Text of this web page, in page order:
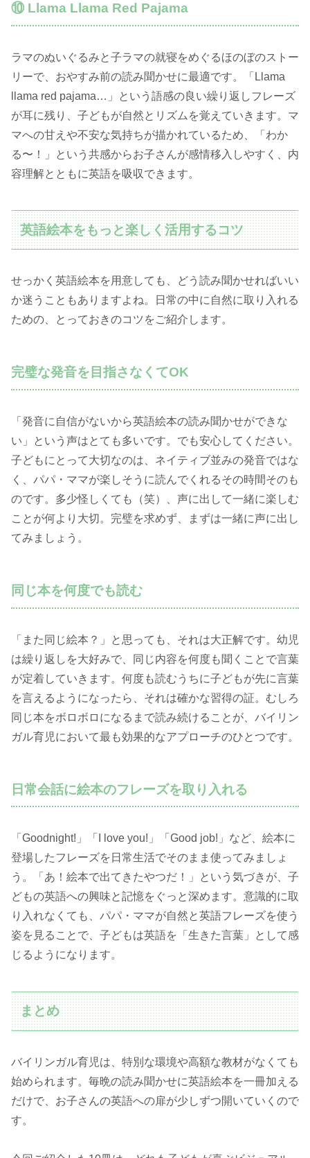
⑩ Llama Llama Red Pajama
ラマのぬいぐるみと子ラマの就寝をめぐるほのぼのストー
リーで、おやすみ前の読み聞かせに最適です。「Llama
llama red pajama…」という語感の良い繰り返しフレーズ
が耳に残り、子どもが自然とリズムを覚えていきます。マ
マへの甘えや不安な気持ちが描かれているため、「わか
る〜！」という共感からお子さんが感情移入しやすく、内
容理解とともに英語を吸収できます。
英語絵本をもっと楽しく活用するコツ
せっかく英語絵本を用意しても、どう読み聞かせればいい
か迷うこともありますよね。日常の中に自然に取り入れる
ための、とっておきのコツをご紹介します。
完璧な発音を目指さなくてOK
「発音に自信がないから英語絵本の読み聞かせができな
い」という声はとても多いです。でも安心してください。
子どもにとって大切なのは、ネイティブ並みの発音ではな
く、パパ・ママが楽しそうに読んでくれるその時間そのも
のです。多少怪しくても（笑）、声に出して一緒に楽しむ
ことが何より大切。完璧を求めず、まずは一緒に声に出し
てみましょう。
同じ本を何度でも読む
「また同じ絵本？」と思っても、それは大正解です。幼児
は繰り返しを大好みで、同じ内容を何度も聞くことで言葉
が定着していきます。何度も読むうちに子どもが先に言葉
を言えるようになったら、それは確かな習得の証。むしろ
同じ本をボロボロになるまで読み続けることが、バイリン
ガル育児において最も効果的なアプローチのひとつです。
日常会話に絵本のフレーズを取り入れる
「Goodnight!」「I love you!」「Good job!」など、絵本に
登場したフレーズを日常生活でそのまま使ってみましょ
う。「あ！絵本で出てきたやつだ！」という気づきが、子
どもの英語への興味と記憶をぐっと深めます。意識的に取
り入れなくても、パパ・ママが自然と英語フレーズを使う
姿を見ることで、子どもは英語を「生きた言葉」として感
じるようになります。
まとめ
バイリンガル育児は、特別な環境や高額な教材がなくても
始められます。毎晩の読み聞かせに英語絵本を一冊加える
だけで、お子さんの英語への扉が少しずつ開いていくので
す。